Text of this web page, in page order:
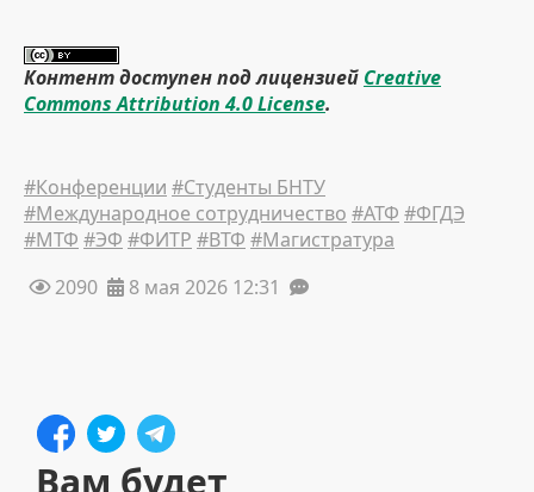
Контент доступен под лицензией Creative
Commons Attribution 4.0 License.
#Конференции #Студенты БНТУ
#Международное сотрудничество #АТФ #ФГДЭ
#МТФ #ЭФ #ФИТР #ВТФ #Магистратура
2090
8 мая 2026 12:31